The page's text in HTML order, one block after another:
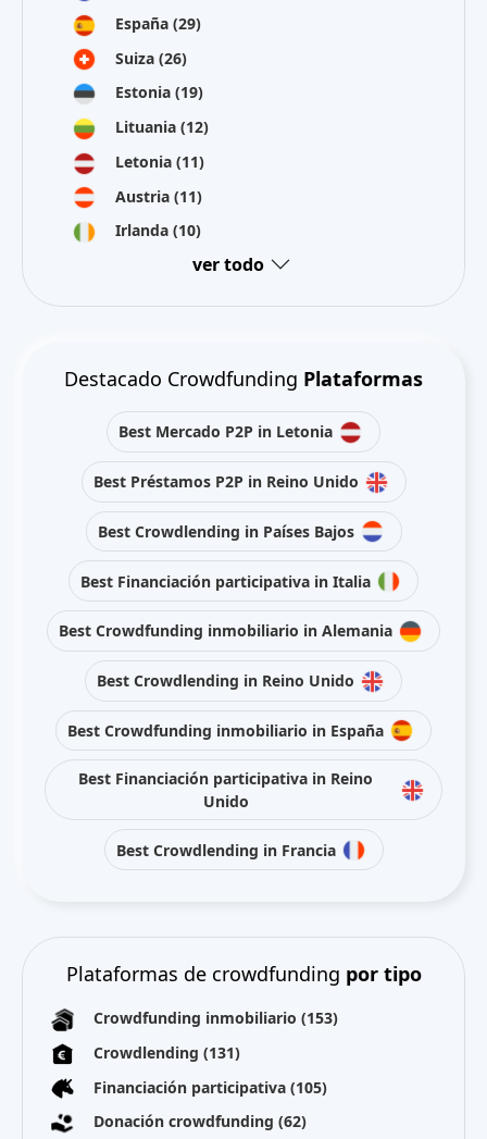
España (29)
Suiza (26)
Estonia (19)
Lituania (12)
Letonia (11)
Austria (11)
Irlanda (10)
ver todo
Destacado Crowdfunding Plataformas
Best Mercado P2P in Letonia
Best Préstamos P2P in Reino Unido
Best Crowdlending in Países Bajos
Best Financiación participativa in Italia
Best Crowdfunding inmobiliario in Alemania
Best Crowdlending in Reino Unido
Best Crowdfunding inmobiliario in España
Best Financiación participativa in Reino
Unido
Best Crowdlending in Francia
Plataformas de crowdfunding por tipo
Crowdfunding inmobiliario (153)
Crowdlending (131)
Financiación participativa (105)
Donación crowdfunding (62)